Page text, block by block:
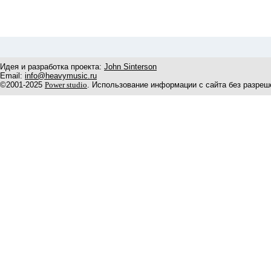
Идея и разработка проекта: John Sinterson
Email: info@heavymusic.ru
©2001-2025 Power studio. Использование информации с сайта без